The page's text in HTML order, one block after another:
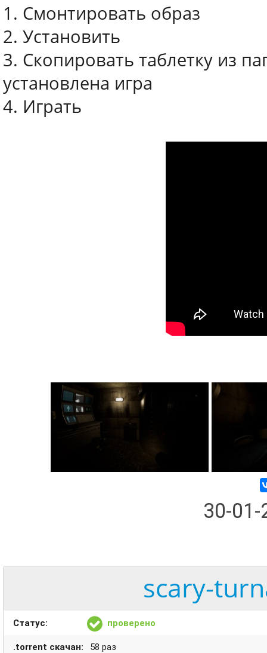
1. Смонтировать образ
2. Установить
3. Скопировать таблетку из
установлена игра
4. Играть
30-
scary-
Статус: проверено
.torrent скачан: 58 раз